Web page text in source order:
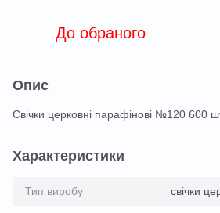
До обраного
Опис
Свічки церковні парафінові №120 600
Характеристики
Тип виробу свічки